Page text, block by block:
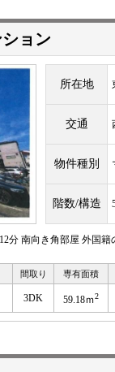
ョン
所在地
交通
物件種別
階数/構造
分 南向き角部屋 外国籍
間取り 専有面積
3DK 59.18ｍ2